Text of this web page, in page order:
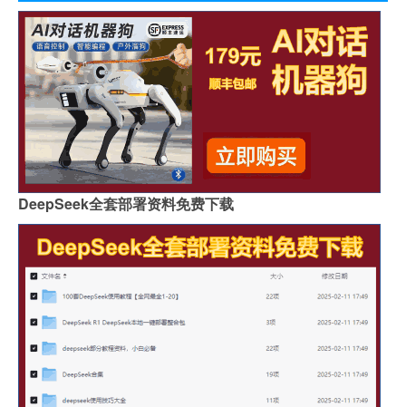
DeepSeek全套部署资料免费下载